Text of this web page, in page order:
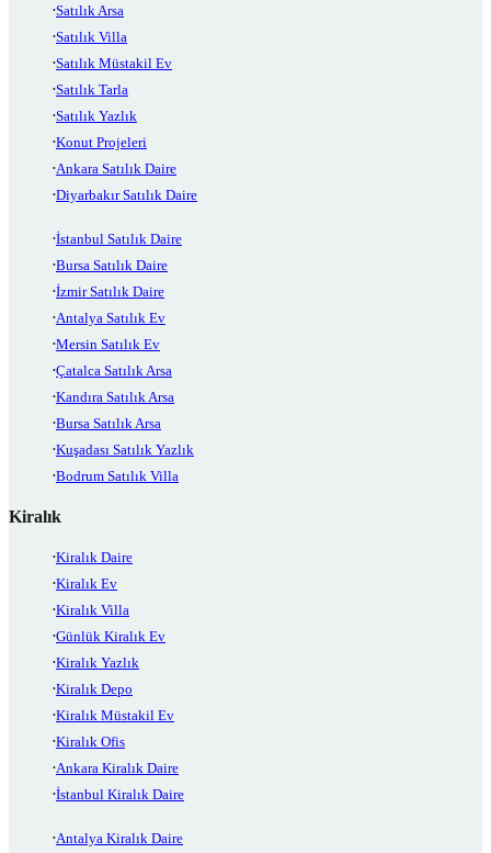
Satılık Arsa
Satılık Villa
Satılık Müstakil Ev
Satılık Tarla
Satılık Yazlık
Konut Projeleri
Ankara Satılık Daire
Diyarbakır Satılık Daire
İstanbul Satılık Daire
Bursa Satılık Daire
İzmir Satılık Daire
Antalya Satılık Ev
Mersin Satılık Ev
Çatalca Satılık Arsa
Kandıra Satılık Arsa
Bursa Satılık Arsa
Kuşadası Satılık Yazlık
Bodrum Satılık Villa
Kiralık
Kiralık Daire
Kiralık Ev
Kiralık Villa
Günlük Kiralık Ev
Kiralık Yazlık
Kiralık Depo
Kiralık Müstakil Ev
Kiralık Ofis
Ankara Kiralık Daire
İstanbul Kiralık Daire
Antalya Kiralık Daire